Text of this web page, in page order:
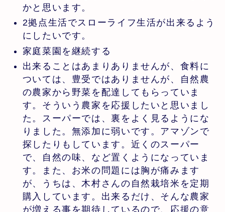
かと思います。
2拠点生活でスローライフ生活が出来るよう
にしたいです。
家庭菜園を継続する
出来ることはあまりありませんが、食料に
ついては、豊受ではありませんが、自然農
の農家から野菜を配達してもらっていま
す。そういう農家を応援したいと思いまし
た。スーパーでは、裏をよく見るようにな
りました。無添加に弱いです。アマゾンで
探したりもしています。近くのスーパー
で、自然の味、など置くようになっていま
す。また、お米の問題には胸が痛みます
が、うちは、木村さんの自然栽培米を定期
購入しています。出来るだけ、そんな農家
が増える事を期待しているので、応援の意